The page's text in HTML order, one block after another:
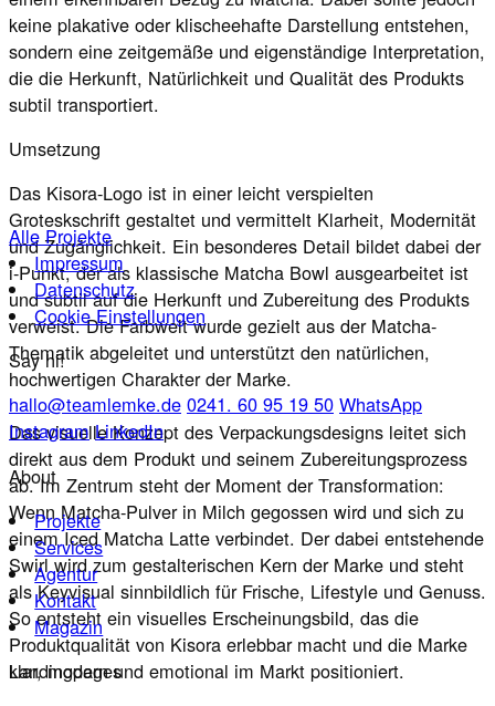
keine plakative oder klischeehafte Darstellung entstehen,
sondern eine zeitgemäße und eigenständige Interpretation,
die die Herkunft, Natürlichkeit und Qualität des Produkts
subtil transportiert.
Umsetzung
Das Kisora-Logo ist in einer leicht verspielten
Groteskschrift gestaltet und vermittelt Klarheit, Modernität
und Zugänglichkeit. Ein besonderes Detail bildet dabei der
i-Punkt, der als klassische Matcha Bowl ausgearbeitet ist
und subtil auf die Herkunft und Zubereitung des Produkts
verweist. Die Farbwelt wurde gezielt aus der Matcha-
Thematik abgeleitet und unterstützt den natürlichen,
hochwertigen Charakter der Marke.
Das visuelle Konzept des Verpackungsdesigns leitet sich
direkt aus dem Produkt und seinem Zubereitungsprozess
ab. Im Zentrum steht der Moment der Transformation:
Wenn Matcha-Pulver in Milch gegossen wird und sich zu
einem Iced Matcha Latte verbindet. Der dabei entstehende
Swirl wird zum gestalterischen Kern der Marke und steht
als Keyvisual sinnbildlich für Frische, Lifestyle und Genuss.
So entsteht ein visuelles Erscheinungsbild, das die
Produktqualität von Kisora erlebbar macht und die Marke
klar, modern und emotional im Markt positioniert.
Alle Projekte
Impressum
Datenschutz
Cookie Einstellungen
Say hi!
hallo@teamlemke.de 0241. 60 95 19 50 WhatsApp
Instagram LinkedIn
About
Projekte
Services
Agentur
Kontakt
Magazin
Landingpages